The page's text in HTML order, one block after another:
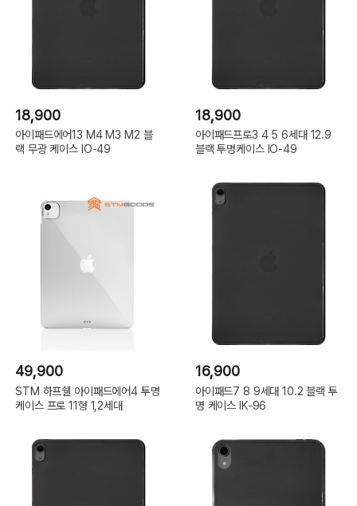
18,900
아이패드에어13 M4 M3 M2 블
랙 무광 케이스 IO-49
18,900
아이패드프로3 4 5 6세대 12.9
블랙 투명케이스 IO-49
49,900
STM 하프쉘 아이패드에어4 투명
케이스 프로 11형 1,2세대
16,900
아이패드7 8 9세대 10.2 블랙 투
명 케이스 IK-96